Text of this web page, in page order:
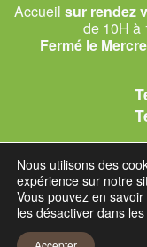
Accueilsur rendez
de 10H à
Fermé le
©
1228 rue
Nous utilisons des
expérience sur notre
Vous pouvez en
les désactiver dans